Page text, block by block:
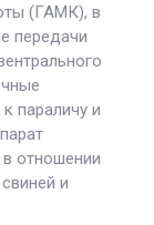
(ГАМК), в
передачи
параличу и
отношении
и